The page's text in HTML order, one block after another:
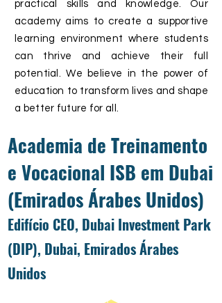
practical skills and knowledge. Our
academy aims to create a supportive
learning environment where students
can thrive and achieve their full
potential. We believe in the power of
education to transform lives and shape
a better future for all.
Academia de Treinamento
e Vocacional ISB em Dubai
(Emirados Árabes Unidos)
Edifício CEO, Dubai Investment Park
(DIP), Dubai, Emirados Árabes
Unidos